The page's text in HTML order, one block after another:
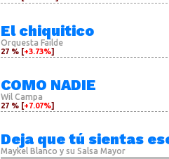
El chiquitico
Orquesta Failde
27 % [+3.73%]
COMO NADIE
Wil Campa
27 % [+7.07%]
Deja que tú sientas
Maykel Blanco y su Salsa Mayor